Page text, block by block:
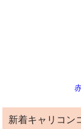
新着キャリコン